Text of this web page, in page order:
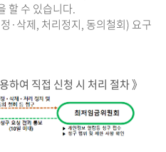
할 수 있습니다.
·삭제, 처리정지, 동의철회) 요구
하여 직접 신청 시 처리 절차 》